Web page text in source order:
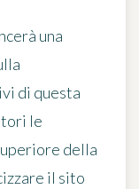
una
di questa
le
della
il sito